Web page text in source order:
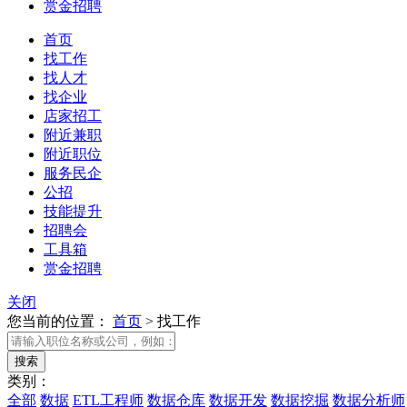
赏金招聘
首页
找工作
找人才
找企业
店家招工
附近兼职
附近职位
服务民企
公招
技能提升
招聘会
工具箱
赏金招聘
关闭
您当前的位置： 首页 > 找工作
类别：
全部 数据 ETL工程师 数据仓库 数据开发 数据挖掘 数据分析师